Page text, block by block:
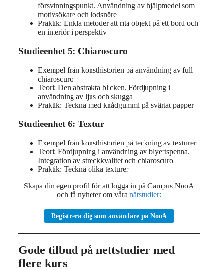
försvinningspunkt. Användning av hjälpmedel som
motivsökare och lodsnöre
Praktik: Enkla metoder att rita objekt på ett bord och
en interiör i perspektiv
Studieenhet 5: Chiaroscuro
Exempel från konsthistorien på användning av full
chiaroscuro
Teori: Den abstrakta blicken. Fördjupning i
användning av ljus och skugga
Praktik: Teckna med knådgummi på svärtat papper
Studieenhet 6: Textur
Exempel från konsthistorien på teckning av texturer
Teori: Fördjupning i användning av blyertspenna.
Integration av streckkvalitet och chiaroscuro
Praktik: Teckna olika texturer
Skapa din egen profil för att logga in på Campus NooA
och få nyheter om våra nätstudier:
Registrera dig som användare på NooA
Gode tilbud på nettstudier med
flere kurs